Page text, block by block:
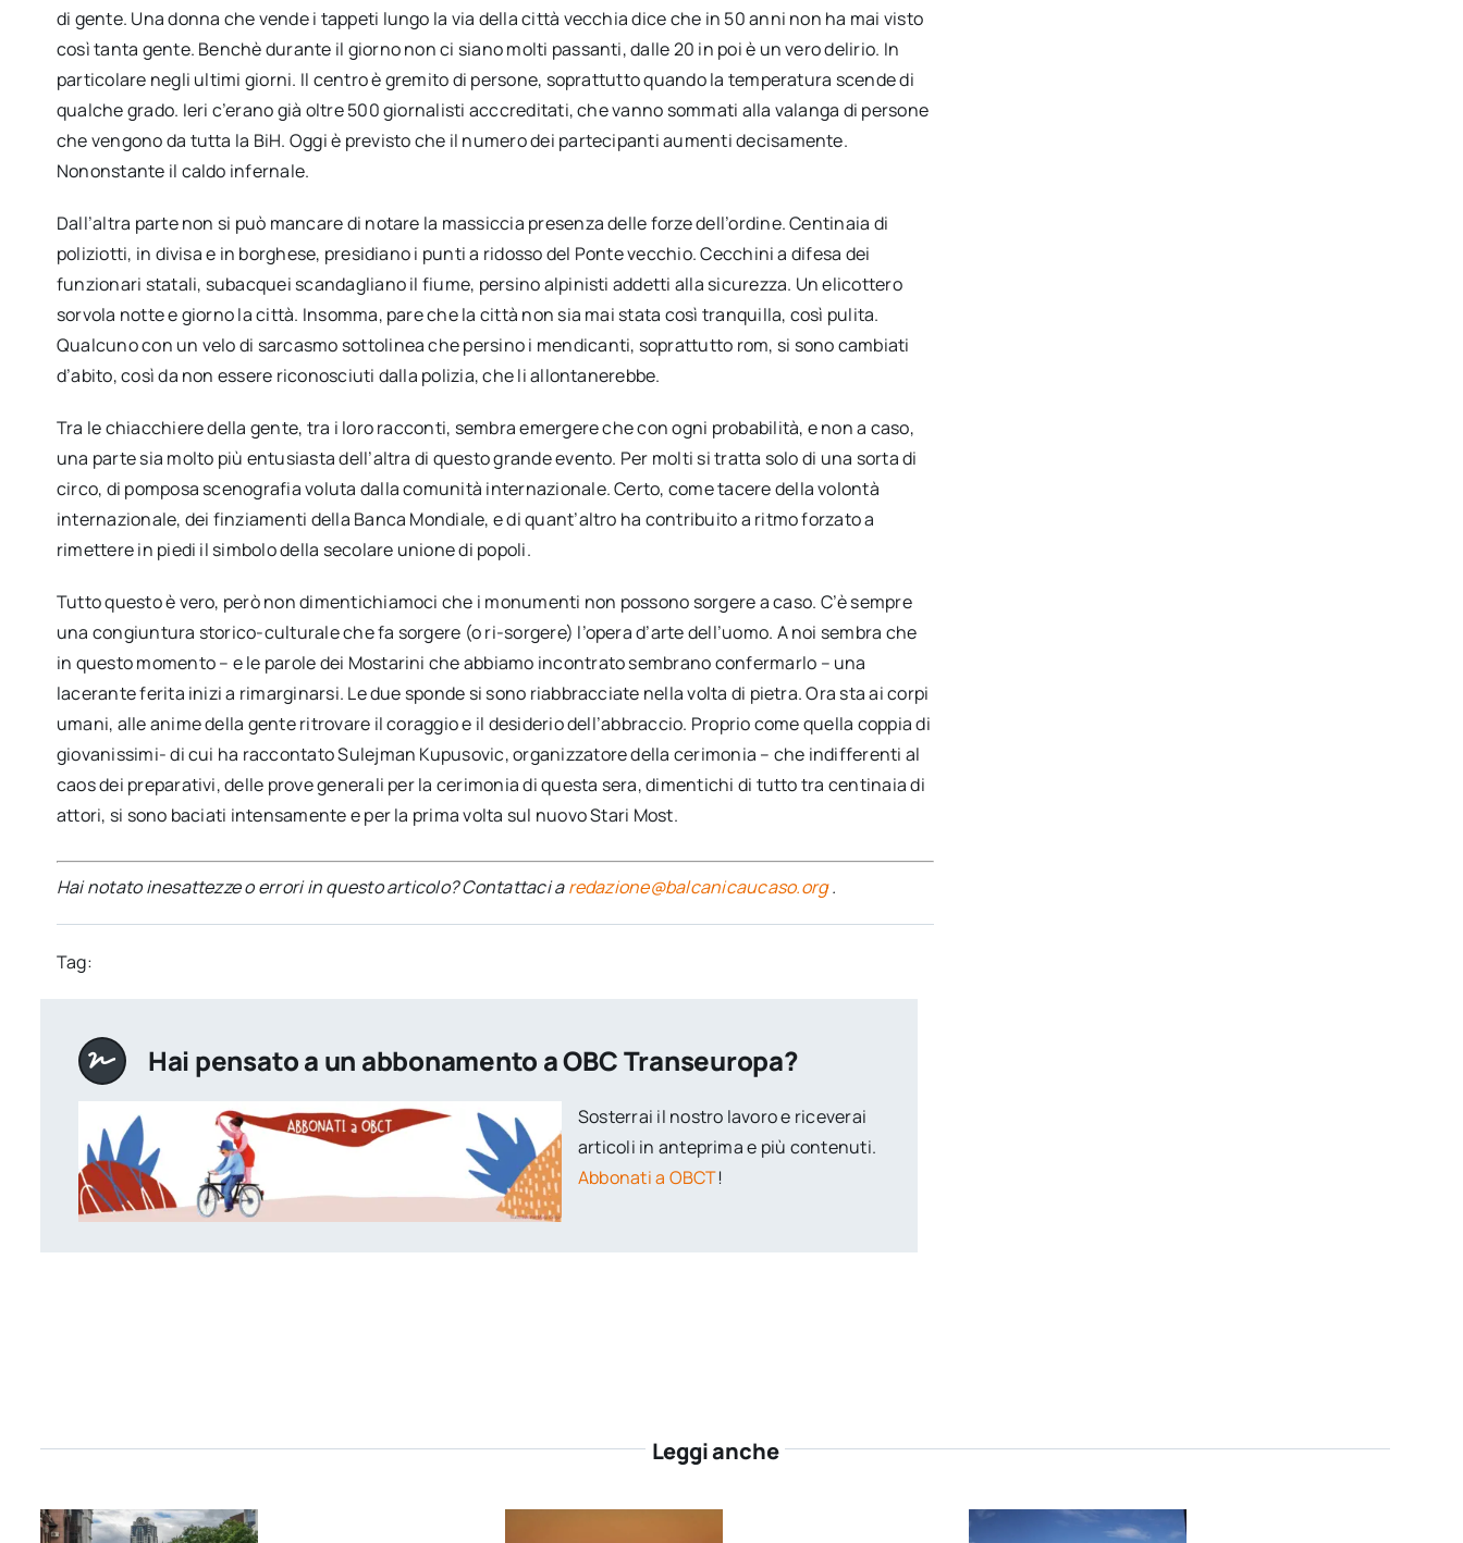
di gente. Una donna che vende i tappeti lungo la via della città vecchia dice che in 50 anni non ha mai visto
così tanta gente. Benchè durante il giorno non ci siano molti passanti, dalle 20 in poi è un vero delirio. In
particolare negli ultimi giorni. Il centro è gremito di persone, soprattutto quando la temperatura scende di
qualche grado. Ieri c’erano già oltre 500 giornalisti acccreditati, che vanno sommati alla valanga di persone
che vengono da tutta la BiH. Oggi è previsto che il numero dei partecipanti aumenti decisamente.
Nononstante il caldo infernale.
Dall’altra parte non si può mancare di notare la massiccia presenza delle forze dell’ordine. Centinaia di
poliziotti, in divisa e in borghese, presidiano i punti a ridosso del Ponte vecchio. Cecchini a difesa dei
funzionari statali, subacquei scandagliano il fiume, persino alpinisti addetti alla sicurezza. Un elicottero
sorvola notte e giorno la città. Insomma, pare che la città non sia mai stata così tranquilla, così pulita.
Qualcuno con un velo di sarcasmo sottolinea che persino i mendicanti, soprattutto rom, si sono cambiati
d’abito, così da non essere riconosciuti dalla polizia, che li allontanerebbe.
Tra le chiacchiere della gente, tra i loro racconti, sembra emergere che con ogni probabilità, e non a caso,
una parte sia molto più entusiasta dell’altra di questo grande evento. Per molti si tratta solo di una sorta di
circo, di pomposa scenografia voluta dalla comunità internazionale. Certo, come tacere della volontà
internazionale, dei finziamenti della Banca Mondiale, e di quant’altro ha contribuito a ritmo forzato a
rimettere in piedi il simbolo della secolare unione di popoli.
Tutto questo è vero, però non dimentichiamoci che i monumenti non possono sorgere a caso. C’è sempre
una congiuntura storico-culturale che fa sorgere (o ri-sorgere) l’opera d’arte dell’uomo. A noi sembra che
in questo momento – e le parole dei Mostarini che abbiamo incontrato sembrano confermarlo – una
lacerante ferita inizi a rimarginarsi. Le due sponde si sono riabbracciate nella volta di pietra. Ora sta ai corpi
umani, alle anime della gente ritrovare il coraggio e il desiderio dell’abbraccio. Proprio come quella coppia di
giovanissimi- di cui ha raccontato Sulejman Kupusovic, organizzatore della cerimonia – che indifferenti al
caos dei preparativi, delle prove generali per la cerimonia di questa sera, dimentichi di tutto tra centinaia di
attori, si sono baciati intensamente e per la prima volta sul nuovo Stari Most.
Hai notato inesattezze o errori in questo articolo? Contattaci aredazione@balcanicaucaso.org.
Tag:
Hai pensato a un abbonamento a OBC Transeuropa?
Sosterrai il nostro lavoro e riceverai
articoli in anteprima e più contenuti.
Abbonati a OBCT!
Leggi anche